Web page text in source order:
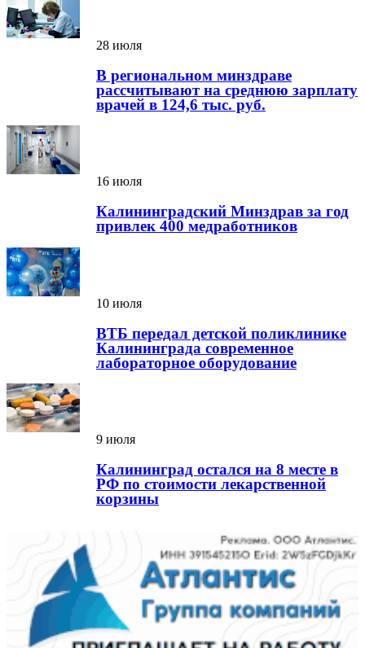
28 июля
В региональном минздраве
рассчитывают на среднюю зарплату
врачей в 124,6 тыс. руб.
16 июля
Калининградский Минздрав за год
привлек 400 медработников
10 июля
ВТБ передал детской поликлинике
Калининграда современное
лабораторное оборудование
9 июля
Калининград остался на 8 месте в
РФ по стоимости лекарственной
корзины